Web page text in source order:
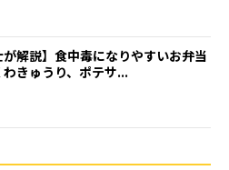
が解説】食中毒になりやすいお弁当
きゅうり、ポテサ...